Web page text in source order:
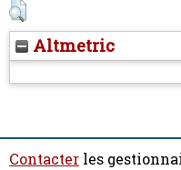
Altmetric
Contacter les